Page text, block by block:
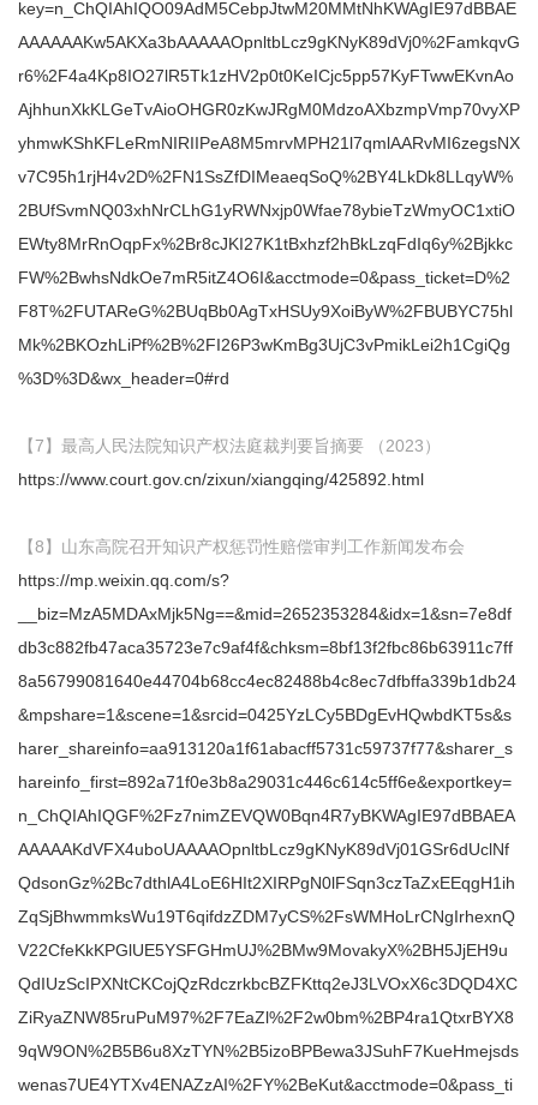
key=n_ChQIAhIQO09AdM5CebpJtwM20MMtNhKWAgIE97dBBAE
AAAAAAKw5AKXa3bAAAAAOpnltbLcz9gKNyK89dVj0%2FamkqvG
r6%2F4a4Kp8IO27lR5Tk1zHV2p0t0KeICjc5pp57KyFTwwEKvnAo
AjhhunXkKLGeTvAioOHGR0zKwJRgM0MdzoAXbzmpVmp70vyXP
yhmwKShKFLeRmNIRIIPeA8M5mrvMPH21l7qmlAARvMI6zegsNX
v7C95h1rjH4v2D%2FN1SsZfDIMeaeqSoQ%2BY4LkDk8LLqyW%
2BUfSvmNQ03xhNrCLhG1yRWNxjp0Wfae78ybieTzWmyOC1xtiO
EWty8MrRnOqpFx%2Br8cJKI27K1tBxhzf2hBkLzqFdIq6y%2Bjkkc
FW%2BwhsNdkOe7mR5itZ4O6I&acctmode=0&pass_ticket=D%2
F8T%2FUTAReG%2BUqBb0AgTxHSUy9XoiByW%2FBUBYC75hl
Mk%2BKOzhLiPf%2B%2FI26P3wKmBg3UjC3vPmikLei2h1CgiQg
%3D%3D&wx_header=0#rd
【7】最高人民法院知识产权法庭裁判要旨摘要 （2023）
https://www.court.gov.cn/zixun/xiangqing/425892.html
【8】山东高院召开知识产权惩罚性赔偿审判工作新闻发布会
https://mp.weixin.qq.com/s?
__biz=MzA5MDAxMjk5Ng==&mid=2652353284&idx=1&sn=7e8df
db3c882fb47aca35723e7c9af4f&chksm=8bf13f2fbc86b63911c7ff
8a56799081640e44704b68cc4ec82488b4c8ec7dfbffa339b1db24
&mpshare=1&scene=1&srcid=0425YzLCy5BDgEvHQwbdKT5s&s
harer_shareinfo=aa913120a1f61abacff5731c59737f77&sharer_s
hareinfo_first=892a71f0e3b8a29031c446c614c5ff6e&exportkey=
n_ChQIAhIQGF%2Fz7nimZEVQW0Bqn4R7yBKWAgIE97dBBAEA
AAAAAKdVFX4uboUAAAAOpnltbLcz9gKNyK89dVj01GSr6dUclNf
QdsonGz%2Bc7dthlA4LoE6HIt2XIRPgN0lFSqn3czTaZxEEqgH1ih
ZqSjBhwmmksWu19T6qifdzZDM7yCS%2FsWMHoLrCNgIrhexnQ
V22CfeKkKPGlUE5YSFGHmUJ%2BMw9MovakyX%2BH5JjEH9u
QdIUzScIPXNtCKCojQzRdczrkbcBZFKttq2eJ3LVOxX6c3DQD4XC
ZiRyaZNW85ruPuM97%2F7EaZl%2F2w0bm%2BP4ra1QtxrBYX8
9qW9ON%2B5B6u8XzTYN%2B5izoBPBewa3JSuhF7KueHmejsds
wenas7UE4YTXv4ENAZzAI%2FY%2BeKut&acctmode=0&pass_ti